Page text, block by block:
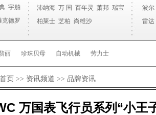
宇舶
克德罗
沛纳海 万 国 百年灵 萧邦 瑞宝
柏莱士 芝柏 尚维沙
波尔
雷达
丽 珍珠贝母 自动机械 劳力士
页 >> 资讯频道 >> 品牌资讯
万国表飞行员系列“小王